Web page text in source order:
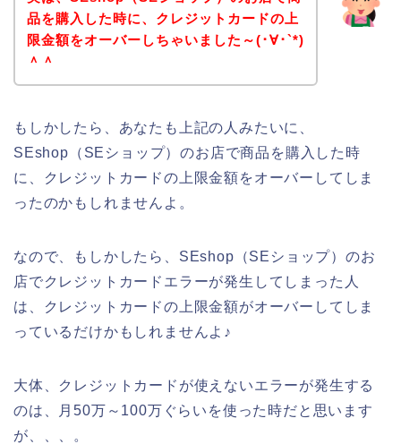
品を購入した時に、クレジットカードの上
限金額をオーバーしちゃいました～(･∀･`*)
＾＾
もしかしたら、あなたも上記の人みたいに、
SEshop（SEショップ）のお店で商品を購入した時
に、クレジットカードの上限金額をオーバーしてしま
ったのかもしれませんよ。
なので、もしかしたら、SEshop（SEショップ）のお
店でクレジットカードエラーが発生してしまった人
は、クレジットカードの上限金額がオーバーしてしま
っているだけかもしれませんよ♪
大体、クレジットカードが使えないエラーが発生する
のは、月50万～100万ぐらいを使った時だと思います
が、、、。